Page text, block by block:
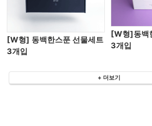
[W형] 동백한스푼 선물세트
3개입
[W형]동백
3개입
+ 더보기